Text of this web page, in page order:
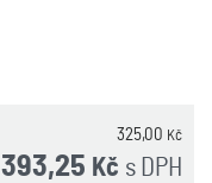
325,00 Kč
s DPH
393,25 Kč